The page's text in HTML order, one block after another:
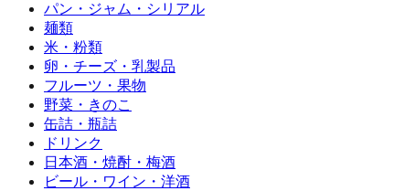
パン・ジャム・シリアル
麺類
米・粉類
卵・チーズ・乳製品
フルーツ・果物
野菜・きのこ
缶詰・瓶詰
ドリンク
日本酒・焼酎・梅酒
ビール・ワイン・洋酒